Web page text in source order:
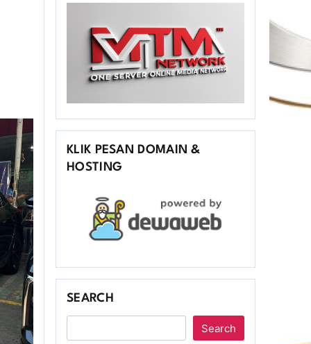
KLIK PESAN DOMAIN &
HOSTING
SEARCH
Search